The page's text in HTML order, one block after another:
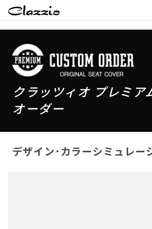
クラッツィオ プレミア
オーダー
デザイン･カラーシミュレー